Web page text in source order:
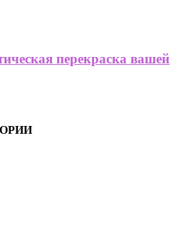
перекраска вашей